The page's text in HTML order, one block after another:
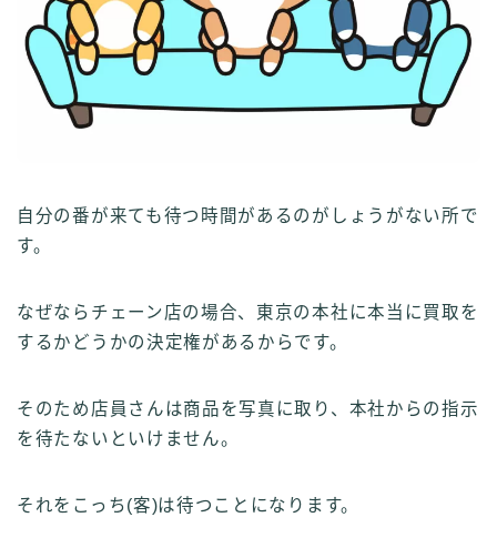
自分の番が来ても待つ時間があるのがしょうがない所で
す。
なぜならチェーン店の場合、東京の本社に本当に買取を
するかどうかの決定権があるからです。
そのため店員さんは商品を写真に取り、本社からの指示
を待たないといけません。
それをこっち(客)は待つことになります。